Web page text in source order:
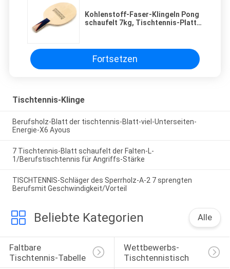
Kohlenstoff-Faser-Klingeln Pong
schaufelt 7kg, Tischtennis-Platte
Fortsetzen
Tischtennis-Klinge
Berufsholz-Blatt der tischtennis-Blatt-viel-Unterseiten-
Energie-X6 Ayous
7 Tischtennis-Blatt schaufelt der Falten-L-
1/Berufstischtennis für Angriffs-Stärke
TISCHTENNIS-Schläger des Sperrholz-A-2 7 sprengten
Berufsmit Geschwindigkeit/Vorteil
Beliebte Kategorien Alle
Faltbare
Tischtennis-Tabelle
Wettbewerbs-
Tischtennistisch